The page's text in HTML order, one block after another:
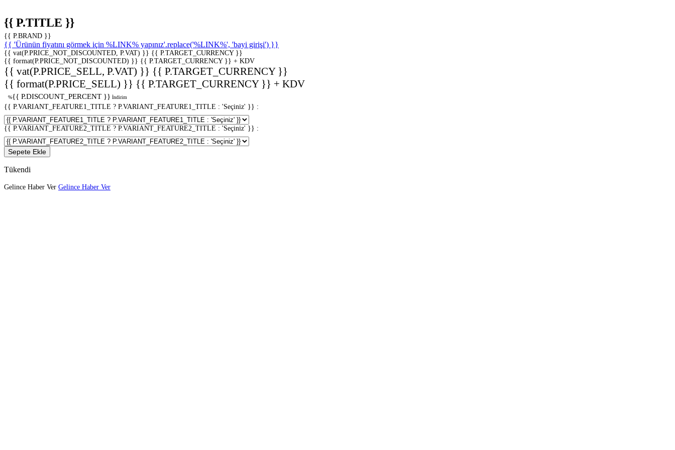
{{ P.TITLE }}
{{ P.BRAND }}
{{ 'Ürünün fiyatını görmek için %LINK% yapınız'.replace('%LINK%', 'bayi girişi') }}
{{ vat(P.PRICE_NOT_DISCOUNTED, P.VAT) }} {{ P.TARGET_CURRENCY }}
{{ format(P.PRICE_NOT_DISCOUNTED) }} {{ P.TARGET_CURRENCY }} + KDV
{{ vat(P.PRICE_SELL, P.VAT) }} {{ P.TARGET_CURRENCY }}
{{ format(P.PRICE_SELL) }} {{ P.TARGET_CURRENCY }} + KDV
%{{ P.DISCOUNT_PERCENT }} İndirim
{{ P.VARIANT_FEATURE1_TITLE ? P.VARIANT_FEATURE1_TITLE : 'Seçiniz' }} :
{{ P.VARIANT_FEATURE2_TITLE ? P.VARIANT_FEATURE2_TITLE : 'Seçiniz' }} :
Sepete Ekle
Tükendi
Gelince Haber Ver Gelince Haber Ver